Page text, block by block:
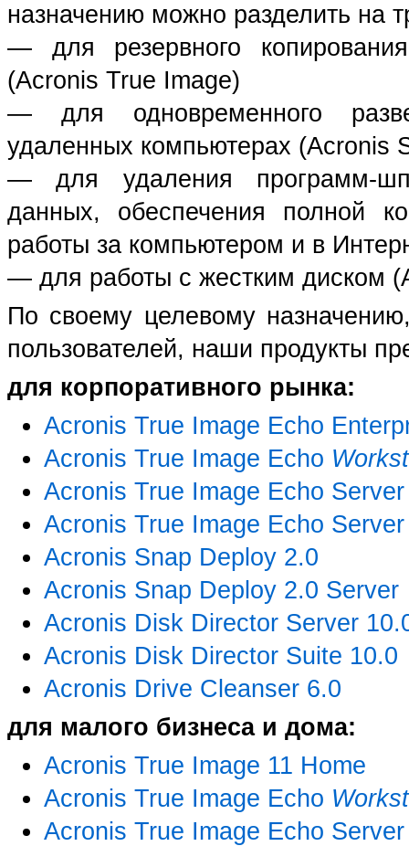
назначению можно разделить на
— для резервного
(Acronis True Image)
— для одновременного
удаленных компьютерах (Acronis
— для удаления программ-
данных, обеспечения полной
работы за компьютером и в
— для работы с жестким диском
По своему целевому
пользователей, наши продукты
для корпоративного рынка:
Acronis True Image Echo
Acronis True Image Echo
Acronis True Image Echo
Acronis True Image Echo
Acronis Snap Deploy 2.0
Acronis Snap Deploy 2.0 Server
Acronis Disk Director Server
Acronis Disk Director Suite 10.0
Acronis Drive Cleanser 6.0
для малого бизнеса и дома:
Acronis True Image 11 Home
Acronis True Image Echo
Acronis True Image Echo